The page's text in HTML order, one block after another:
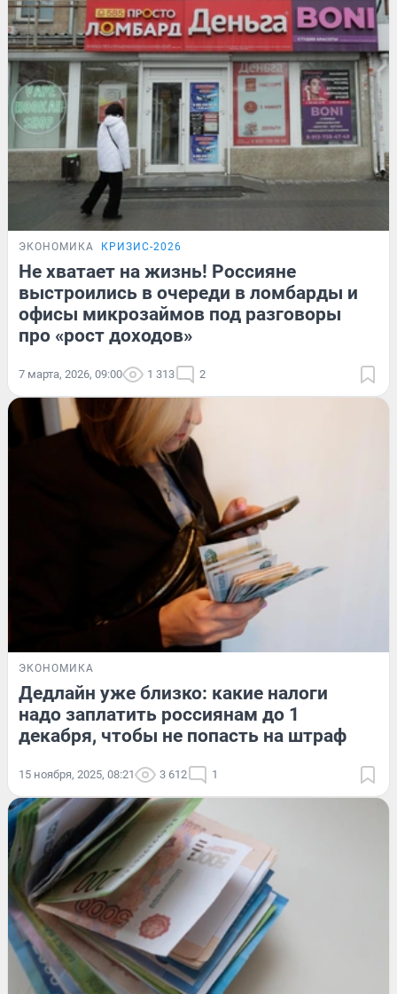
ЭКОНОМИКА КРИЗИС-2026
Не хватает на жизнь! Россияне
выстроились в очереди в ломбарды и
офисы микрозаймов под разговоры
про «рост доходов»
7 марта, 2026, 09:00 1 313 2
ЭКОНОМИКА
Дедлайн уже близко: какие налоги
надо заплатить россиянам до 1
декабря, чтобы не попасть на штраф
15 ноября, 2025, 08:21 3 612 1